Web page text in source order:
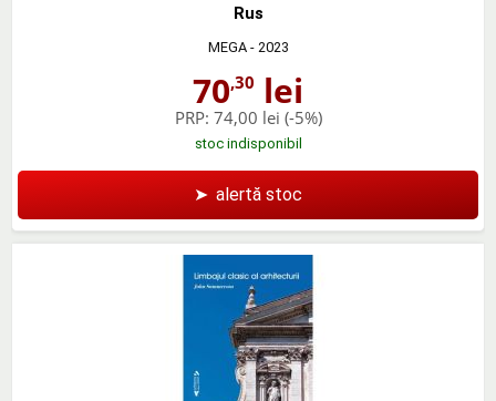
Rus
MEGA- 2023
70,30 lei
PRP: 74,00 lei (-5%)
stoc indisponibil
➤ alertă stoc